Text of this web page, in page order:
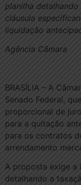
planilha
cláusula
liquidação
Agência Câmara
BRASÍLIA – A
Senado Federal,
proporcional de
para a quitação
para os contratos
arrendamento
A proposta exige a
detalhando a